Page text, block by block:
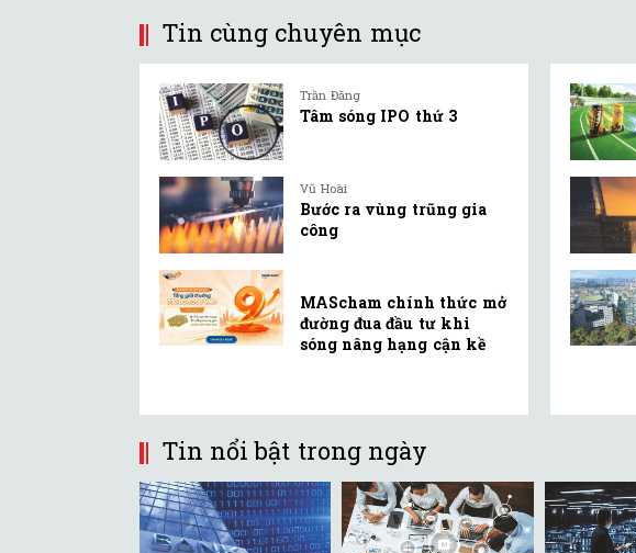
Tin cùng chuyên mục
Trần Đăng
Tâm sóng IPO thứ 3
Vũ Hoài
Bước ra vùng trũng gia
công
MAScham chính thức mở
đường đua đầu tư khi
sóng nâng hạng cận kề
Tin nổi bật trong ngày